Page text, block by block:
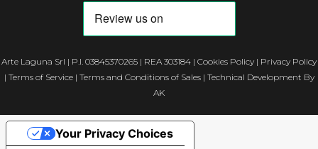
Arte Laguna Srl | P.I. 03845370265 | REA 303184 | Cookies Policy | Privacy Policy
| Terms of Service| Terms and Conditions of Sales| Technical Development By
AK
Your Privacy Choices